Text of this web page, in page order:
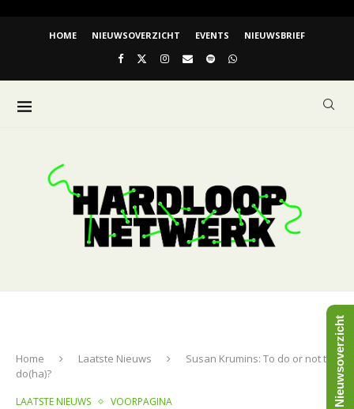
HOME NIEUWSOVERZICHT EVENTS NIEUWSBRIEF
Home Laatste Nieuws
Susan Krumins: To do or not to
do(ha)?
LAATSTE NIEUWS VOORPAGINA Nieuwsoverzicht